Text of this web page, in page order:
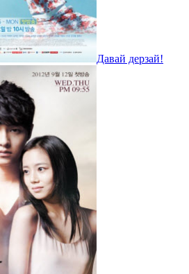
Давай дерзай!